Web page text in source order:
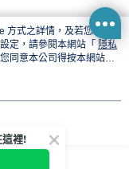
式之詳情，及若您不希
定，請參閱本網站「 隱私
同意本公司得按本網站使
裡!